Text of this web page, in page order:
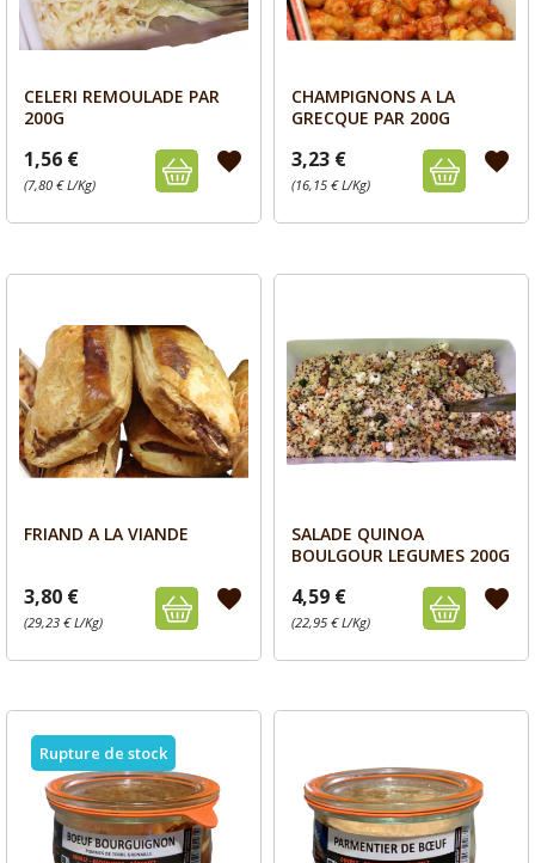
Aperçu
CELERI REMOULADE PAR
200G
1,56 €
(7,80 € L/Kg)
favorite
Aperçu
CHAMPIGNONS A LA
GRECQUE PAR 200G
3,23 €
(16,15 € L/Kg)
favorite
Aperçu
FRIAND A LA VIANDE
3,80 €
(29,23 € L/Kg)
favorite
Aperçu
SALADE QUINOA
BOULGOUR LEGUMES 200G
4,59 €
(22,95 € L/Kg)
favorite
Rupture de stock